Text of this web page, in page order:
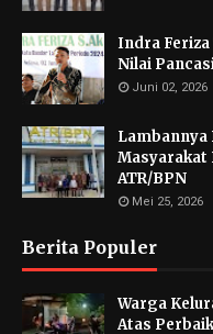
Indra
Nilai
Juni 02, 2026
Masyarakat
ATR/BPN
Mei 25, 2026
Berita Populer
Warga
Atas